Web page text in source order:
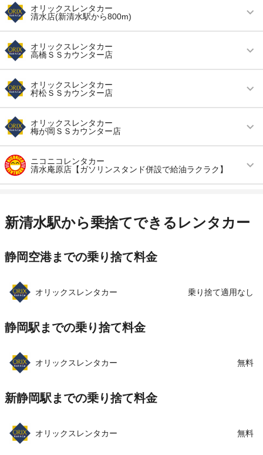
オリックスレンタカー
清水店(新清水駅から800m)
営業時間
(月〜金) 08:00 ～ 19:00 / (土・日・祝) 09:00 ～
19:00
アクセス 新清水駅より徒歩で約12分（送迎なし）
住所 静岡県静岡市清水区入船町8-22
この店舗でレンタカーを探す
オリックスレンタカー
高橋ＳＳカウンター店
営業時間 毎日 09:00 ～ 19:00
アクセス 清水駅より徒歩で約17分（送迎なし）
住所
静岡市清水区永楽町１４－４０ 鈴与ガソリンス
タンド内
この店舗でレンタカーを探す
オリックスレンタカー
村松ＳＳカウンター店
営業時間 毎日 09:00 ～ 19:00
アクセス 桜橋駅より徒歩で約35分（送迎なし）
住所
静岡市清水区清開３丁目２－１５ 鈴与ガソリン
スタンド内
この店舗でレンタカーを探す
オリックスレンタカー
梅が岡ＳＳカウンター店
営業時間 毎日 09:00 ～ 19:00
アクセス 桜橋駅より徒歩で約12分（送迎なし）
店舗詳細 店舗詳細ページはこちら
この店舗でレンタカーを探す
ニコニコレンタカー
清水庵原店【ガソリンスタンド併設で給油ラクラク】
アクセス 新清水駅より徒歩で約10分（送迎なし）
店舗詳細 店舗詳細ページはこちら
新清水駅から乗捨てできるレンタカー
静岡空港までの乗り捨て料金
オリックスレンタカー 乗り捨て適用なし
静岡駅までの乗り捨て料金
オリックスレンタカー 無料
新静岡駅までの乗り捨て料金
オリックスレンタカー 無料